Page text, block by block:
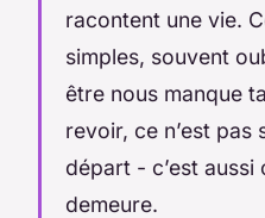
racontent une vie.
simples, souvent
être nous manque
revoir, ce n’est pas
départ - c’est
demeure.